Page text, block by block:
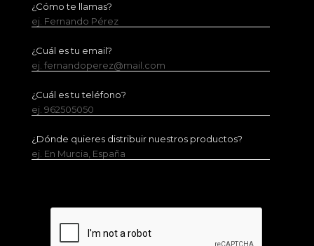
¿Cómo te llamas?
ej. Fernando Pérez
¿Cuál es tu email?
ej. fernandoperez@mail.com
¿Cuál es tu teléfono?
ej. 962505050
¿Dónde quieres distribuir nuestros productos?
ej. En Murcia, España